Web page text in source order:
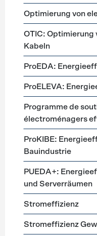
Optimierung von
OTIC: Optimierung
Kabeln
ProEDA:
ProELEVA:
Programme de
électroménagers
ProKIBE:
Bauindustrie
PUEDA+:
und Serverräumen
Stromeffizienz
Stromeffizienz